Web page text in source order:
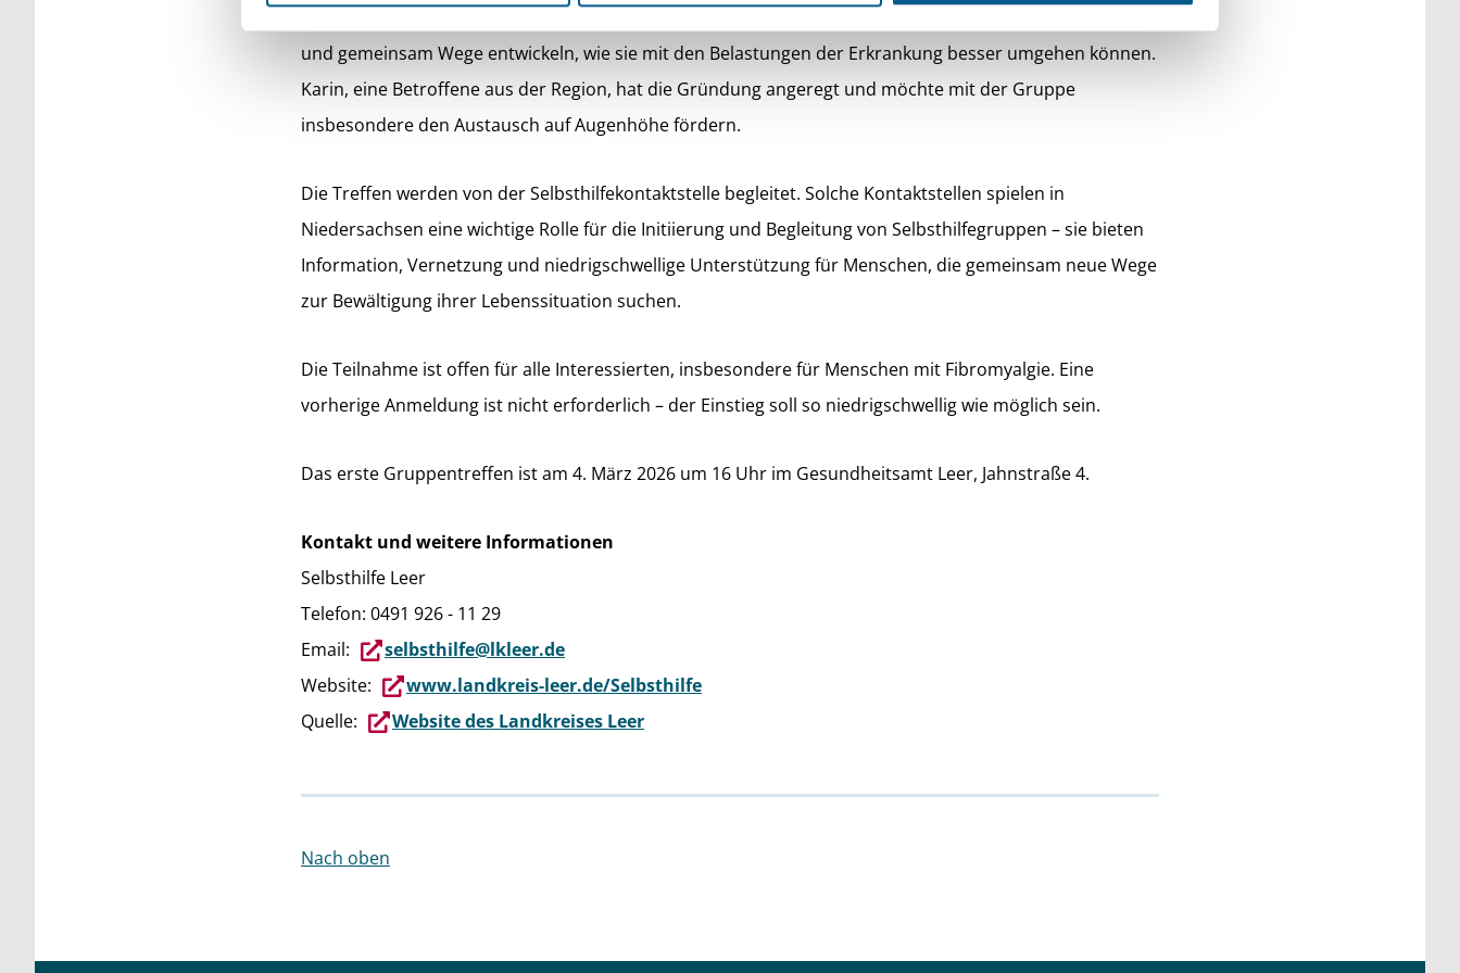
und gemeinsam Wege entwickeln, wie sie mit den Belastungen der Erkrankung besser umgehen können.
Karin, eine Betroffene aus der Region, hat die Gründung angeregt und möchte mit der Gruppe
insbesondere den Austausch auf Augenhöhe fördern.
Die Treffen werden von der Selbsthilfekontaktstelle begleitet. Solche Kontaktstellen spielen in
Niedersachsen eine wichtige Rolle für die Initiierung und Begleitung von Selbsthilfegruppen – sie bieten
Information, Vernetzung und niedrigschwellige Unterstützung für Menschen, die gemeinsam neue Wege
zur Bewältigung ihrer Lebenssituation suchen.
Die Teilnahme ist offen für alle Interessierten, insbesondere für Menschen mit Fibromyalgie. Eine
vorherige Anmeldung ist nicht erforderlich – der Einstieg soll so niedrigschwellig wie möglich sein.
Das erste Gruppentreffen ist am 4. März 2026 um 16 Uhr im Gesundheitsamt Leer, Jahnstraße 4.
Kontakt und weitere Informationen
Selbsthilfe Leer
Telefon: 0491 926 - 11 29
Email:
selbsthilfe@lkleer.de
Website:
www.landkreis-leer.de/Selbsthilfe
Quelle:
Website des Landkreises Leer
Nach oben